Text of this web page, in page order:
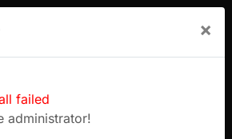
Gábor túrablogja
Menu
×
failed
administrator!